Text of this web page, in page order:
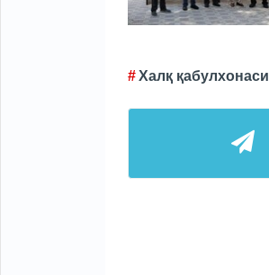
Халқ қабулхонаси